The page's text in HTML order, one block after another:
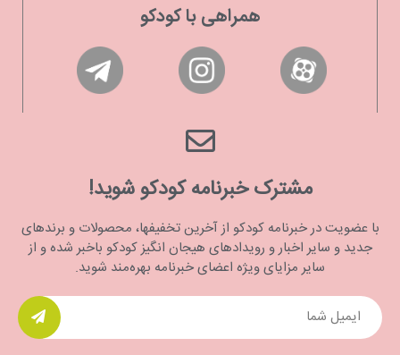
همراهی با کودکو
مشترک خبرنامه کودکو شوید!
با عضویت در خبرنامه کودکو از آخرین تخفیفها، محصولات و برندهای
جدید و سایر اخبار و رویدادهای هیجان انگیز کودکو باخبر شده و از
سایر مزایای ویژه اعضای خبرنامه بهره‌مند شوید.